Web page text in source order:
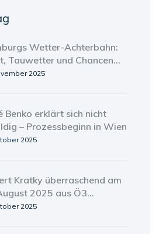
Wetter-Achterbahn:
Tauwetter und Chancen
Weihnachten
2025
Benko erklärt sich nicht
– Prozessbeginn in Wien
2025
Kratky überraschend am
2025 aus Ö3
– Ärztlicher Rat und
2025